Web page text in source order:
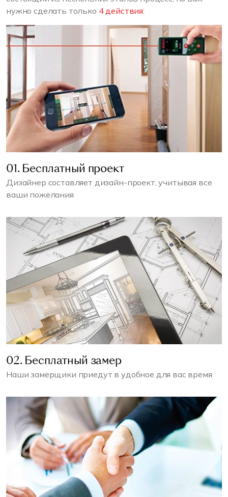
нужно сделать только 4 действия:
01. Бесплатный проект
Дизайнер составляет дизайн-проект, учитывая все
ваши пожелания
02. Бесплатный замер
Наши замерщики приедут в удобное для вас время